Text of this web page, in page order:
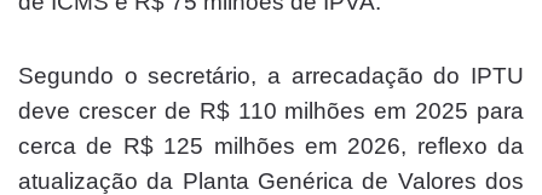
Segundo o secretário, a arrecadação do IPTU
deve crescer de R$ 110 milhões em 2025 para
cerca de R$ 125 milhões em 2026, reflexo da
atualização da Planta Genérica de Valores dos